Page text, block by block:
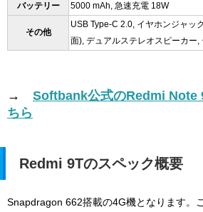
バッテリー
5000 mAh, 急速充電 18W
その他
USB Type-C 2.0, イヤホンジャッ
面), デュアルステレオスピーカー,
→ Softbank公式のRedmi Note
ちら
Redmi 9Tのスペック概要
Snapdragon 662搭載の4G機となります。